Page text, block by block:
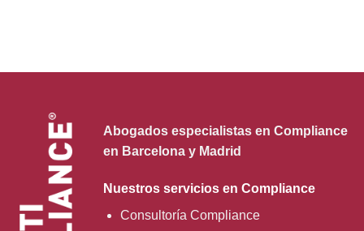
Abogados especialistas en Compliance
en Barcelona y Madrid
Nuestros servicios en Compliance
Consultoría Compliance